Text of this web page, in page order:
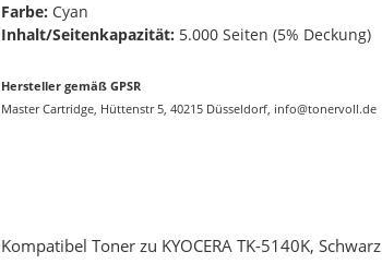
Farbe: Cyan
Inhalt/Seitenkapazität: 5.000 Seiten (5% Deckung)
Hersteller gemäß GPSR
Master Cartridge, Hüttenstr 5, 40215 Düsseldorf, info@tonervoll.de
Kompatibel Toner zu KYOCERA TK-5140K, Schwarz